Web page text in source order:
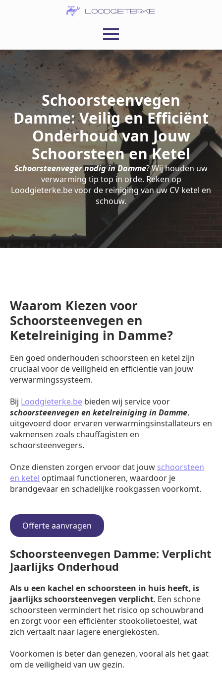
Schoorsteenvegen
Damme: Veilig en Efficiënt
Onderhoud van Jouw
Schoorsteen en Ketel
Schoorsteenveger nodig in Damme? Wij houden uw
verwarming tip top in orde. Reken op
Loodgieterke.be voor de reiniging van uw CV ketel en
schouw.
Waarom Kiezen voor
Schoorsteenvegen en
Ketelreiniging in Damme?
Een goed onderhouden schoorsteen en ketel zijn
cruciaal voor de veiligheid en efficiëntie van jouw
verwarmingssysteem.
Bij Loodgieterke.be bieden wij service voor
schoorsteenvegen en ketelreiniging in Damme,
uitgevoerd door ervaren verwarmingsinstallateurs en
vakmensen zoals chauffagisten en
schoorsteenvegers.
Onze diensten zorgen ervoor dat jouw schoorsteen
en ketel optimaal functioneren, waardoor je
brandgevaar en schadelijke rookgassen voorkomt.
Offerte aanvragen
Schoorsteenvegen Damme: Verplicht
Jaarlijks Onderhoud
Als u een kachel en schoorsteen in huis heeft, is
jaarlijks schoorsteenvegen verplicht. Een schone
schoorsteen vermindert het risico op schouwbrand
en zorgt voor een efficiënter stookolietoestel, wat
zich vertaalt naar lagere energiekosten.
Voorkomen is beter dan genezen, vooral als het gaat
om de veiligheid van uw gezin.